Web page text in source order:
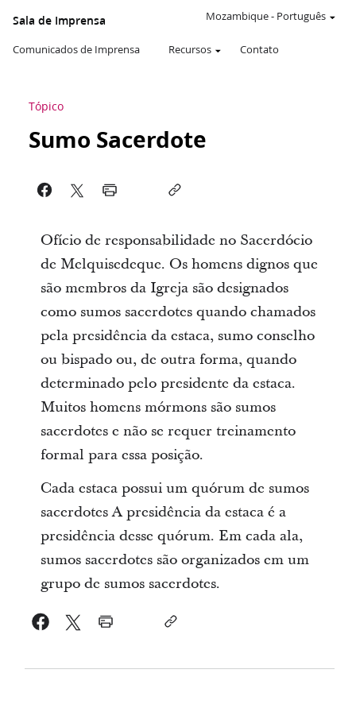
Sala de Imprensa
Comunicados de Imprensa Recursos Contato
Mozambique- Português
Tópico
Sumo Sacerdote
Ofício de responsabilidade no Sacerdócio
de Melquisedeque. Os homens dignos que
são membros da Igreja são designados
como sumos sacerdotes quando chamados
pela presidência da estaca, sumo conselho
ou bispado ou, de outra forma, quando
determinado pelo presidente da estaca.
Muitos homens mórmons são sumos
sacerdotes e não se requer treinamento
formal para essa posição.
Cada estaca possui um quórum de sumos
sacerdotes A presidência da estaca é a
presidência desse quórum. Em cada ala,
sumos sacerdotes são organizados em um
grupo de sumos sacerdotes.